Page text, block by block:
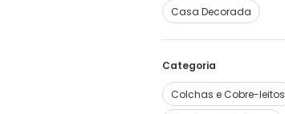
Casa Decorada
Categoria
Colchas e Cobre-leitos